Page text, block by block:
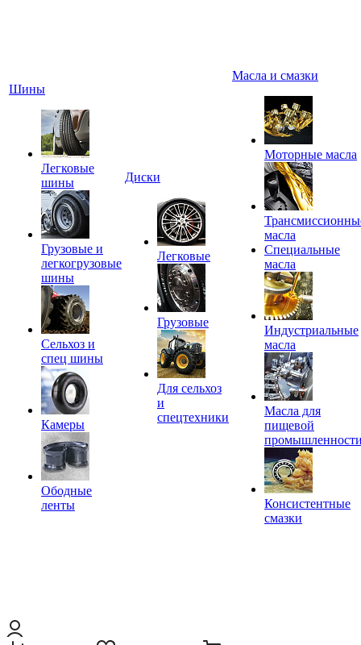
Шины
Легковые
шины
Грузовые и
легкогрузовые
шины
Сельхоз и
спец шины
Камеры
Ободные
ленты
Диски
Легковые
Грузовые
Для сельхоз
и
спецтехники
Масла и смазки
Моторные масла
масла
Специальные
масла
Индустриальные
масла
Масла для
пищевой
Консистентные
смазки